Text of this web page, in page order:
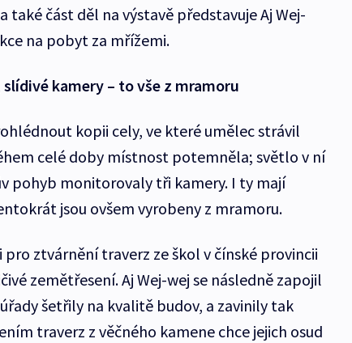
také část děl na výstavě představuje Aj Wej-
na pobyt za mřížemi.
kamery – to vše z mramoru
kopii cely, ve které umělec strávil
celé doby místnost potemněla; světlo v ní
pohyb monitorovaly tři kamery. I ty mají
jsou ovšem vyrobeny z mramoru.
ztvárnění traverz ze škol v čínské provincii
zemětřesení. Aj Wej-wej se následně zapojil
šetřily na kvalitě budov, a zavinily tak
traverz z věčného kamene chce jejich osud